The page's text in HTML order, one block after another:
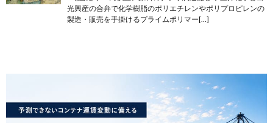
光興産の合弁で化学樹脂のポリエチレンやポリプロピレンの
製造・販売を手掛けるプライムポリマー[…]